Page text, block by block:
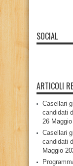
SOCIAL
ARTICOLI
Casellari
candidati
26
Casellari
candidati
Maggio